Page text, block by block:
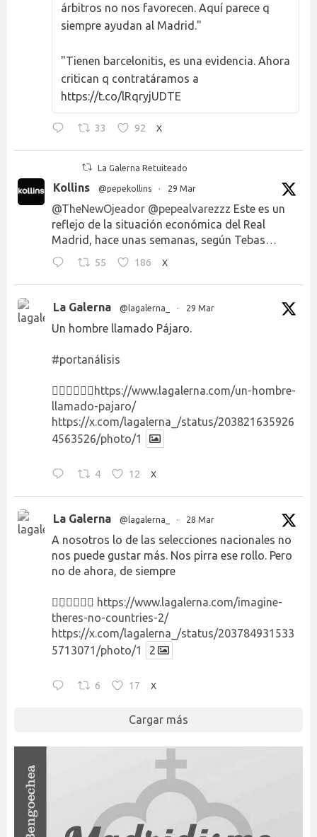
árbitros no nos favorecen. Aquí parece q
siempre ayudan al Madrid."
"Tienen barcelonitis, es una evidencia. Ahora
critican q contratáramos a
https://t.co/lRqryjUDTE
33 92 X
La Galerna Retuiteado
Kollins @pepekollins · 29 Mar
@TheNewOjeador @pepealvarezzz Este es un
reflejo de la situación económica del Real
Madrid, hace unas semanas, según Tebas…
55 186 X
La Galerna @lagalerna_ · 29 Mar
Un hombre llamado Pájaro.
#portanálisis
👉🏻👉🏻👉🏻 https://www.lagalerna.com/un-hombre-
llamado-pajaro/
https://x.com/lagalerna_/status/203821635926
4563526/photo/1
4 12 X
La Galerna @lagalerna_ · 28 Mar
A nosotros lo de las selecciones nacionales no
nos puede gustar más. Nos pirra ese rollo. Pero
no de ahora, de siempre
👉🏻👉🏻👉🏻 https://www.lagalerna.com/imagine-
theres-no-countries-2/
https://x.com/lagalerna_/status/203784931533
5713071/photo/1
2
6 17 X
Cargar más